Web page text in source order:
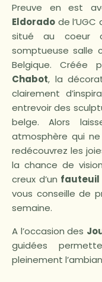
Preuve en est
Eldorado de l’UGC
situé au coeur
somptueuse salle
Belgique. Créée
Chabot, la
clairement
entrevoir des
belge. Alors
atmosphère qui
redécouvrez les
la chance de
creux d’un fauteuil
vous conseille de
semaine.
A l’occasion des
guidées
pleinement